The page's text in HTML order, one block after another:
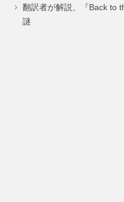
ジ
翻訳者が解説、『Back to
謎